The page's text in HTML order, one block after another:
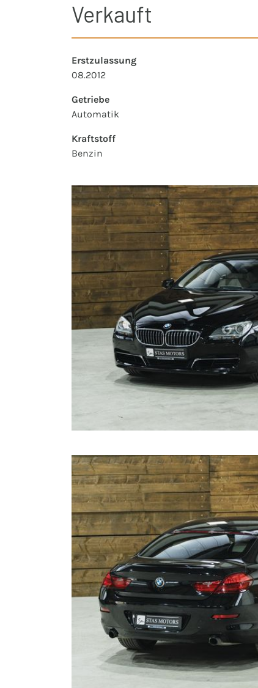
Verkauft
Erstzulassung
08.2012
Getriebe
Automatik
Kraftstoff
Benzin